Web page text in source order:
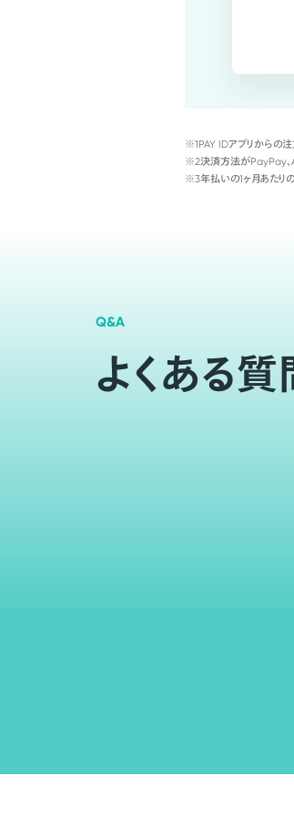
※1PAY IDアプリからの
※2決済方法がPayPay、
※3年払いの1ヶ月あたり
Q&A
よくある質